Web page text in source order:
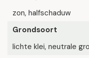
zon, halfschaduw
Grondsoort
lichte klei, neutrale